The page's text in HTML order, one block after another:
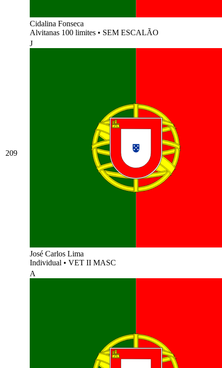
Cidalina Fonseca
Alvitanas 100 limites • SEM ESCALÃO
209
J
José Carlos Lima
Individual • VET II MASC
A